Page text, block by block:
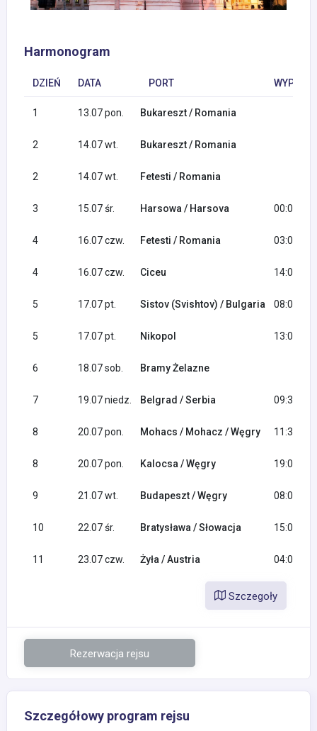
Harmonogram
DZIEŃ DATA PORT
1 13.07 pon. Bukareszt / Romania
2 14.07 wt. Bukareszt / Romania
2 14.07 wt. Fetesti / Romania
3 15.07 śr. Harsowa / Harsova 00:01
4 16.07 czw. Fetesti / Romania 03:00
4 16.07 czw. Ciceu 14:00
5 17.07 pt. Sistov (Svishtov) / Bulgaria 08:00
5 17.07 pt. Nikopol 13:00
6 18.07 sob. Bramy Żelazne
7 19.07 niedz. Belgrad / Serbia 09:30
8 20.07 pon. Mohacs / Mohacz / Węgry 11:30
8 20.07 pon. Kalocsa / Węgry 19:00
9 21.07 wt. Budapeszt / Węgry 08:00
10 22.07 śr. Bratysława / Słowacja 15:00
11 23.07 czw. Żyła / Austria 04:00
Szczegoły
Rezerwacja rejsu
Szczegółowy program rejsu